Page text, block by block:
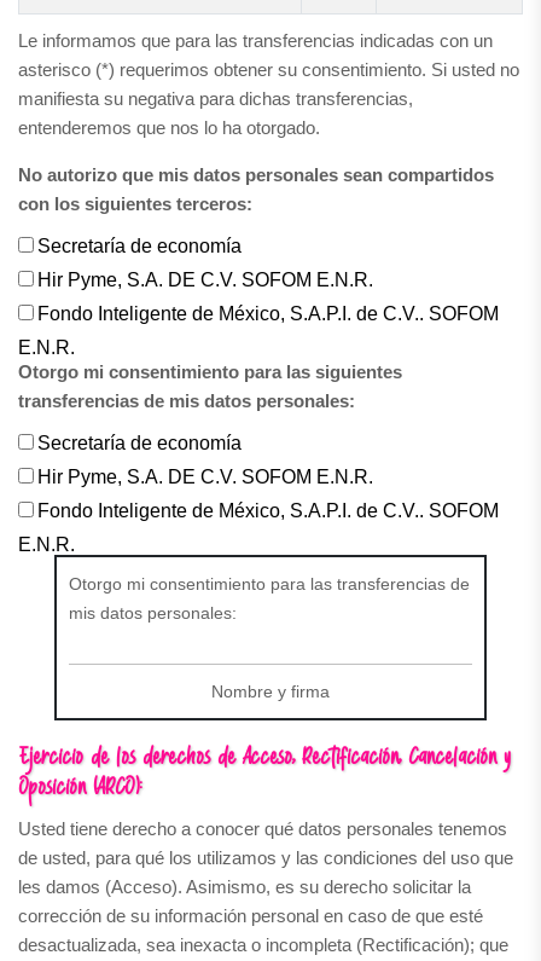
Le informamos que para las transferencias indicadas con un
asterisco (*) requerimos obtener su consentimiento. Si usted no
manifiesta su negativa para dichas transferencias,
entenderemos que nos lo ha otorgado.
No autorizo que mis datos personales sean compartidos
con los siguientes terceros:
Secretaría de economía
Hir Pyme, S.A. DE C.V. SOFOM E.N.R.
Fondo Inteligente de México, S.A.P.I. de C.V.. SOFOM
E.N.R.
Otorgo mi consentimiento para las siguientes
transferencias de mis datos personales:
Secretaría de economía
Hir Pyme, S.A. DE C.V. SOFOM E.N.R.
Fondo Inteligente de México, S.A.P.I. de C.V.. SOFOM
E.N.R.
Otorgo mi consentimiento para las transferencias de
mis datos personales:
Nombre y firma
Ejercicio de los derechos de Acceso, Rectificación, Cancelación y
Oposición (ARCO):
Usted tiene derecho a conocer qué datos personales tenemos
de usted, para qué los utilizamos y las condiciones del uso que
les damos (Acceso). Asimismo, es su derecho solicitar la
corrección de su información personal en caso de que esté
desactualizada, sea inexacta o incompleta (Rectificación); que